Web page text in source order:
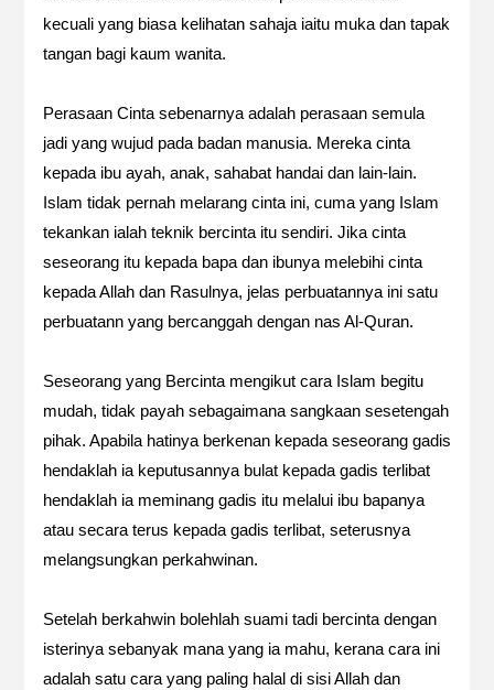
kecuali yang biasa kelihatan sahaja iaitu muka dan tapak
tangan bagi kaum wanita.
Perasaan Cinta sebenarnya adalah perasaan semula
jadi yang wujud pada badan manusia. Mereka cinta
kepada ibu ayah, anak, sahabat handai dan lain-lain.
Islam tidak pernah melarang cinta ini, cuma yang Islam
tekankan ialah teknik bercinta itu sendiri. Jika cinta
seseorang itu kepada bapa dan ibunya melebihi cinta
kepada Allah dan Rasulnya, jelas perbuatannya ini satu
perbuatann yang bercanggah dengan nas Al-Quran.
Seseorang yang Bercinta mengikut cara Islam begitu
mudah, tidak payah sebagaimana sangkaan sesetengah
pihak. Apabila hatinya berkenan kepada seseorang gadis
hendaklah ia keputusannya bulat kepada gadis terlibat
hendaklah ia meminang gadis itu melalui ibu bapanya
atau secara terus kepada gadis terlibat, seterusnya
melangsungkan perkahwinan.
Setelah berkahwin bolehlah suami tadi bercinta dengan
isterinya sebanyak mana yang ia mahu, kerana cara ini
adalah satu cara yang paling halal di sisi Allah dan